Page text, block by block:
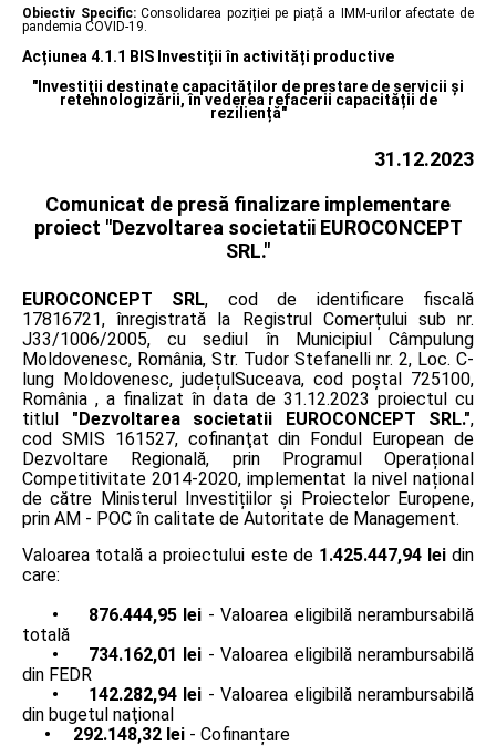
Obiectiv Specific:Consolidarea poziției pe piață a IMM-urilor afectate de
pandemia COVID-19.
Acțiunea 4.1.1 BIS Investiții în activități productive
"Investiții destinate capacităților de prestare de servicii și
retehnologizării, în vederea refacerii capacității de
reziliență"
31.12.2023
Comunicat de presă finalizare implementare
proiect "Dezvoltarea societatii EUROCONCEPT
SRL."
EUROCONCEPT SRL, cod de identificare fiscală
17816721, înregistrată la Registrul Comerțului sub nr.
J33/1006/2005, cu sediul în Municipiul Câmpulung
Moldovenesc, România, Str. Tudor Stefanelli nr. 2, Loc. C-
lung Moldovenesc, județulSuceava, cod poștal 725100,
România , a finalizat în data de 31.12.2023 proiectul cu
titlul "Dezvoltarea societatii EUROCONCEPT SRL.",
cod SMIS 161527, cofinanţat din Fondul European de
Dezvoltare Regională, prin Programul Operațional
Competitivitate 2014-2020, implementat la nivel național
de către Ministerul Investițiilor și Proiectelor Europene,
prin AM - POC în calitate de Autoritate de Management.
Valoarea totală a proiectului este de 1.425.447,94 leidin
care:
• 876.444,95 lei - Valoarea eligibilă nerambursabilă
totală
• 734.162,01 lei - Valoarea eligibilă nerambursabilă
din FEDR
• 142.282,94 lei - Valoarea eligibilă nerambursabilă
din bugetul naţional
• 292.148,32 lei - Cofinanțare